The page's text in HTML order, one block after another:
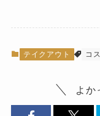
テイクアウト コ
よか